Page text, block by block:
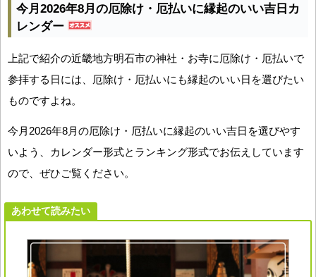
今月2026年8月の厄除け・厄払いに縁起のいい吉日カ
レンダー
上記で紹介の近畿地方明石市の神社・お寺に厄除け・厄払いで
参拝する日には、厄除け・厄払いにも縁起のいい日を選びたい
ものですよね。
今月2026年8月の厄除け・厄払いに縁起のいい吉日を選びやす
いよう、カレンダー形式とランキング形式でお伝えしています
ので、ぜひご覧ください。
あわせて読みたい